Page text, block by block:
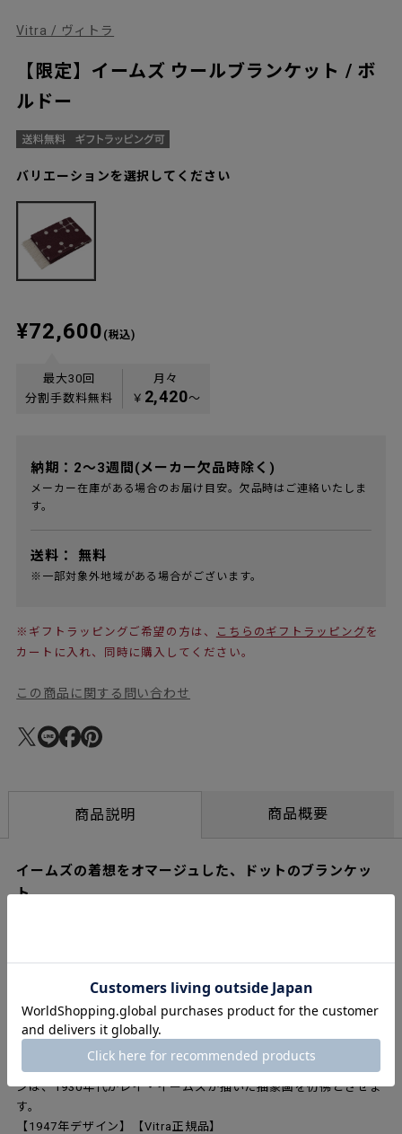
Vitra / ヴィトラ
【限定】イームズ ウールブランケット / ボ
ルドー
バリエーションを選択してください
¥72,600 (税込)
最大30回
分割手数料無料
月々
￥ 2,420〜
納期：2～3週間(メーカー欠品時除く)
メーカー在庫がある場合のお届け目安。欠品時はご連絡いたしま
す。
送料： 無料
※一部対象外地域がある場合がございます。
※ギフトラッピングご希望の方は、 こちらのギフトラッピング を
カートに入れ、同時に購入してください。
この商品に関する問い合わせ
商品説明 商品概要
イームズの着想をオマージュした、ドットのブランケッ
ト
「イームズ スペシャル コレクション2023」。イームズ夫婦が好
んだカラーパレットから着想を得たカラーを選び、当時と同様の
技術を使って染色しています。
「イームズウールブランケット」に使用されているドットパター
わせてデザインされました。交差した線と点による大胆なデザイ
ンは、1930年代がレイ・イームズが描いた抽象画を彷彿とさせま
す。
【1947年デザイン】【Vitra正規品】